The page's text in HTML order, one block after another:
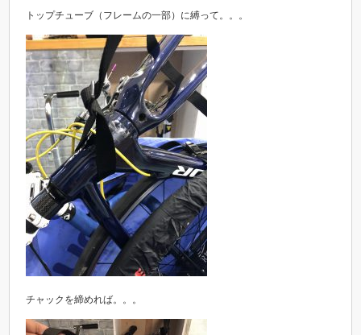
トップチューブ（フレームの一部）に縛って。。。
チャックを締めれば。。。